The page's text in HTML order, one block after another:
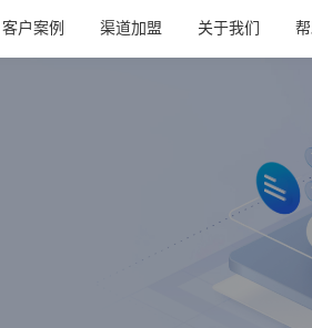
客户案例 渠道加盟 关于我们